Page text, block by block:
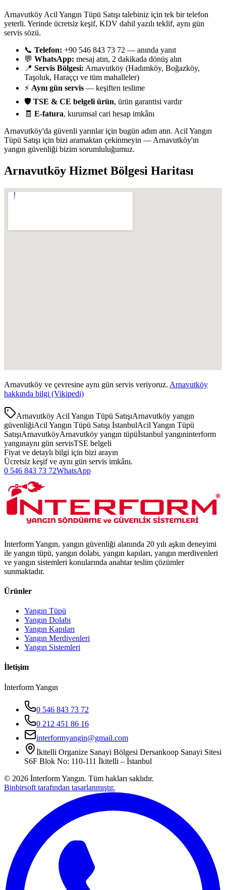
Arnavutköy Acil Yangın Tüpü Satışı talebiniz için tek bir telefon
yeterli. Yerinde ücretsiz keşif, KDV dahil yazılı teklif, aynı gün
servis sözü.
📞 Telefon: +90 546 843 73 72 — anında yanıt
💬 WhatsApp: mesaj atın, 2 dakikada dönüş alın
📍 Servis Bölgesi: Arnavutköy (Hadımköy, Boğazköy,
Taşoluk, Haraççı ve tüm mahalleler)
⚡ Aynı gün servis — keşiften teslime
🛡️ TSE & CE belgeli ürün, ürün garantisi vardır
🧾 E-fatura, kurumsal cari hesap imkânı
Arnavutköy'da güvenli yarınlar için bugün adım atın. Acil Yangın
Tüpü Satışı için bizi aramaktan çekinmeyin — Arnavutköy'ın
yangın güvenliği bizim sorumluluğumuz.
Arnavutköy Hizmet Bölgesi Haritası
Arnavutköy ve çevresine aynı gün servis veriyoruz. Arnavutköy
hakkında bilgi (Vikipedi)
Arnavutköy Acil Yangın Tüpü SatışıArnavutköy yangın
güvenliğiAcil Yangın Tüpü Satışı İstanbulAcil Yangın Tüpü
SatışıArnavutköyArnavutköy yangın tüpüİstanbul yangıninterform
yangınaynı gün servisTSE belgeli
Fiyat ve detaylı bilgi için bizi arayın
Ücretsiz keşif ve aynı gün servis imkânı.
0 546 843 73 72WhatsApp
İnterform Yangın, yangın güvenliği alanında 20 yılı aşkın deneyimi
ile yangın tüpü, yangın dolabı, yangın kapıları, yangın merdivenleri
ve yangın sistemleri konularında anahtar teslim çözümler
sunmaktadır.
Ürünler
Yangın Tüpü
Yangın Dolabı
Yangın Kapıları
Yangın Merdivenleri
Yangın Sistemleri
İletişim
İnterform Yangın
0 546 843 73 72
0 212 451 86 16
interformyangin@gmail.com
İkitelli Organize Sanayi Bölgesi Dersankoop Sanayi Sitesi
S6F Blok No: 110-111 İkitelli – İstanbul
© 2026 İnterform Yangın. Tüm hakları saklıdır.
Binbirsoft tarafından tasarlanmıştır.